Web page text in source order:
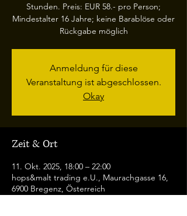
Stunden. Preis: EUR 58.- pro Person;
Mindestalter 16 Jahre; keine Barablöse oder
Rückgabe möglich
Anmeldung für diese
Veranstaltung ist abgeschlossen.
Okay
Zeit & Ort
11. Okt. 2025, 18:00 – 22:00
hops&malt trading e.U., Maurachgasse 16,
6900 Bregenz, Österreich